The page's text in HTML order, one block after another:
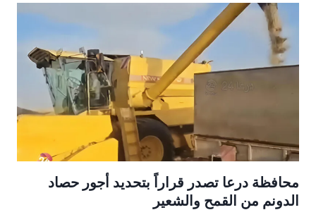
الزراعية
حريق
محافظة درعا تصدر قراراً بتحديد أجور حصاد
الدونم من القمح والشعير